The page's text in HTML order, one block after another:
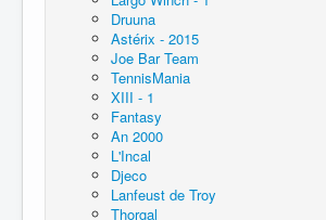
Druuna
Astérix - 2015
Joe Bar Team
TennisMania
XIII - 1
Fantasy
An 2000
L'Incal
Djeco
Lanfeust de Troy
Thorgal